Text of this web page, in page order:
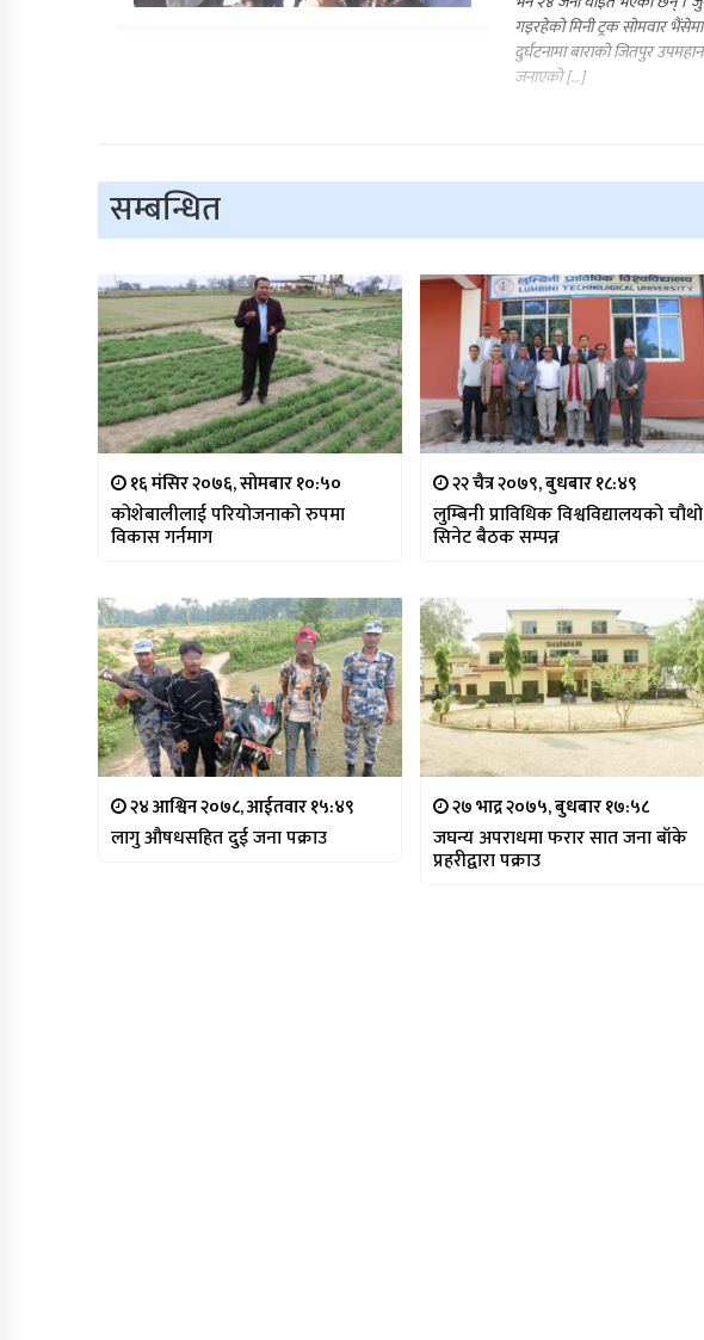
गइरहेको मिनी ट्रक सोमवार
दुर्घटनामा बाराको जितपुर
जनाएको […]
सम्बन्धित
१६ मंसिर २०७६, सोमबार १०:५०
कोशेबालीलाई परियोजनाको रुपमा
विकास गर्नमाग
२२ चैत्र २०७९, बुधबार १८:४९
लुम्बिनी प्राविधिक विश्वविद्यालयको चौथो
सिनेट बैठक सम्पन्न
२४ आश्विन २०७८, आईतवार १५:४९
लागु औषधसहित दुई जना पक्राउ
२७ भाद्र २०७५, बुधबार १७:५८
जघन्य अपराधमा फरार सात जना बाँके
प्रहरीद्वारा पक्राउ